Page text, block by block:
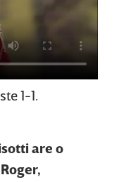
1-1.
are o